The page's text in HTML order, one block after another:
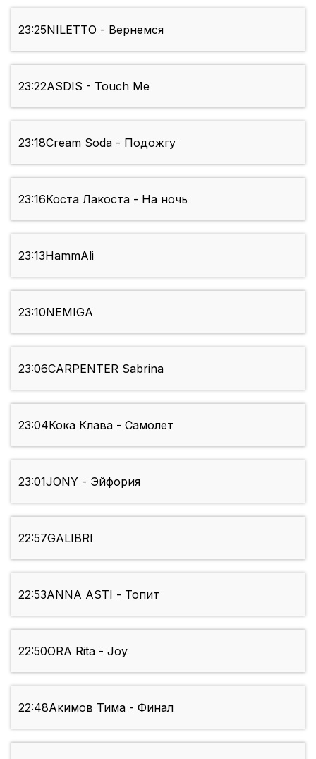
23:25NILETTO - Вернемся
23:22ASDIS - Touch Me
23:18Cream Soda - Подожгу
23:16Коста Лакоста - На ночь
23:13HammAli
23:10NEMIGA
23:06CARPENTER Sabrina
23:04Кока Клава - Самолет
23:01JONY - Эйфория
22:57GALIBRI
22:53ANNA ASTI - Топит
22:50ORA Rita - Joy
22:48Акимов Тима - Финал